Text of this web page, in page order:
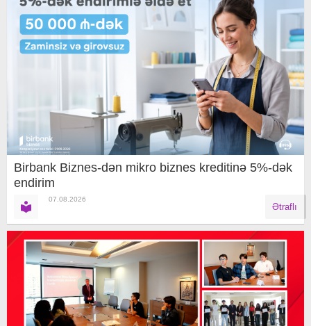
Birbank Biznes-dən mikro biznes kreditinə 5%-dək
endirim
07.08.2026
Ətraflı